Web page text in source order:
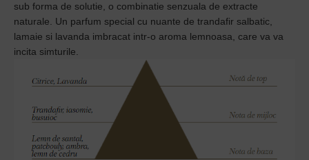
sub forma de solutie, o combinatie senzuala de extracte
naturale. Un parfum special cu nuante de trandafir salbatic,
lamaie si lavanda imbracat intr-o aroma lemnoasa, care va va
incita simturile.